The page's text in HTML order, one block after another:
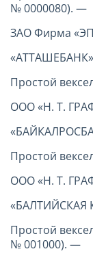
№ 0000080). —
ЗАО Фирма
Простой
ООО «Н. Т.
Простой
ООО «Н. Т.
Простой
№ 001000). —